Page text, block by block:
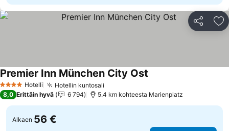
Jaa
4 Tähtiluokitus
Hotelli Hotellin kuntosali
Premier Inn München City Ost
8,0 Erittäin hyvä 6 794 5.4 km kohteesta Marienplatz
Alkaen 56 €